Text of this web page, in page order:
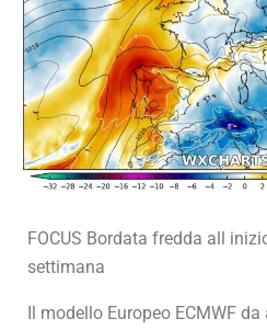
FOCUS Bordata fredda all
settimana
Il modello Europeo ECMWF